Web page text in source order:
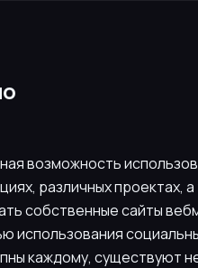
возможность
различных проектах,
собственные сайты
использования
каждому, существуют